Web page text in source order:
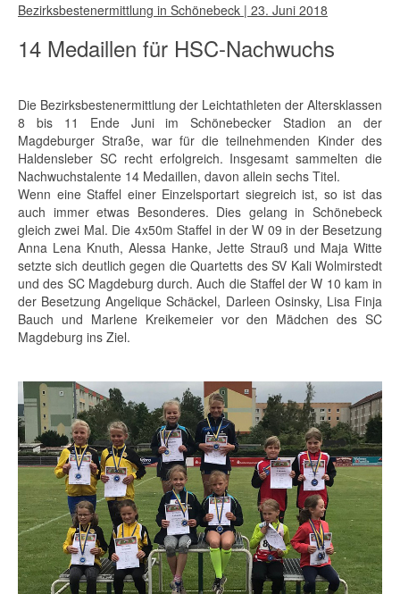
Bezirksbestenermittlung in Schönebeck | 23. Juni 2018
14 Medaillen für HSC-Nachwuchs
Die Bezirksbestenermittlung der Leichtathleten der Altersklassen
8 bis 11 Ende Juni im Schönebecker Stadion an der
Magdeburger Straße, war für die teilnehmenden Kinder des
Haldensleber SC recht erfolgreich. Insgesamt sammelten die
Nachwuchstalente 14 Medaillen, davon allein sechs Titel.
Wenn eine Staffel einer Einzelsportart siegreich ist, so ist das
auch immer etwas Besonderes. Dies gelang in Schönebeck
gleich zwei Mal. Die 4x50m Staffel in der W 09 in der Besetzung
Anna Lena Knuth, Alessa Hanke, Jette Strauß und Maja Witte
setzte sich deutlich gegen die Quartetts des SV Kali Wolmirstedt
und des SC Magdeburg durch. Auch die Staffel der W 10 kam in
der Besetzung Angelique Schäckel, Darleen Osinsky, Lisa Finja
Bauch und Marlene Kreikemeier vor den Mädchen des SC
Magdeburg ins Ziel.